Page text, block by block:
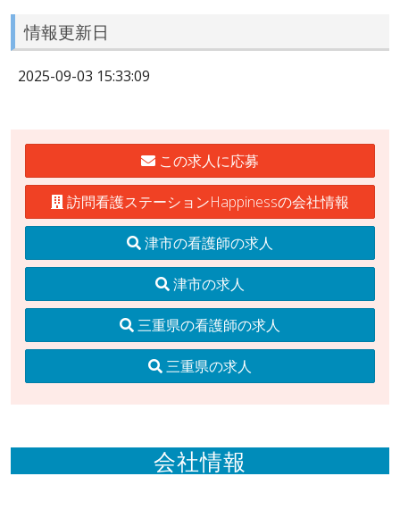
情報更新日
2025-09-03 15:33:09
この求人に応募
訪問看護ステーションHappinessの会社情報
津市の看護師の求人
津市の求人
三重県の看護師の求人
三重県の求人
会社情報